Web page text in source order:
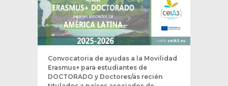
Convocatoria de ayudas a la Movilidad
Erasmus+ para estudiantes de
DOCTORADO y Doctores/as recién